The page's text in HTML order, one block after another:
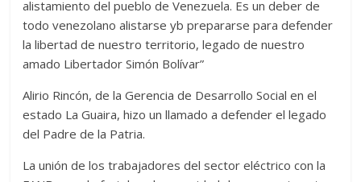
alistamiento del pueblo de Venezuela. Es un deber de
todo venezolano alistarse yb prepararse para defender
la libertad de nuestro territorio, legado de nuestro
amado Libertador Simón Bolívar”
Alirio Rincón, de la Gerencia de Desarrollo Social en el
estado La Guaira, hizo un llamado a defender el legado
del Padre de la Patria.
La unión de los trabajadores del sector eléctrico con la